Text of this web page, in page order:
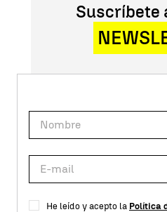
Suscríbete
He leído y acepto la Política